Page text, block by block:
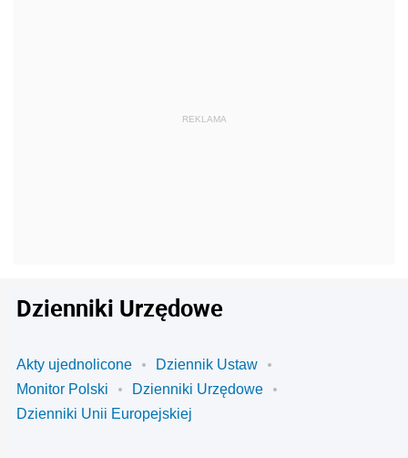
Dzienniki Urzędowe
Akty ujednolicone
Dziennik Ustaw
Monitor Polski
Dzienniki Urzędowe
Dzienniki Unii Europejskiej